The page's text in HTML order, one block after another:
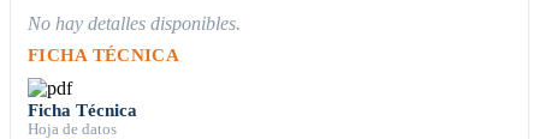
No hay detalles disponibles.
FICHA TÉCNICA
Ficha Técnica
Hoja de datos